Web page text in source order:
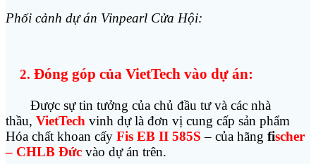
Phối cảnh dự án Vinpearl Cửa Hội:
2. Đóng góp của VietTech vào dự án:
Được sự tin tưởng của chủ đầu tư và các nhà
thầu, VietTech vinh dự là đơn vị cung cấp sản phẩm
Hóa chất khoan cấy Fis EB II 585S – của hãng fischer
– CHLB Đức vào dự án trên.